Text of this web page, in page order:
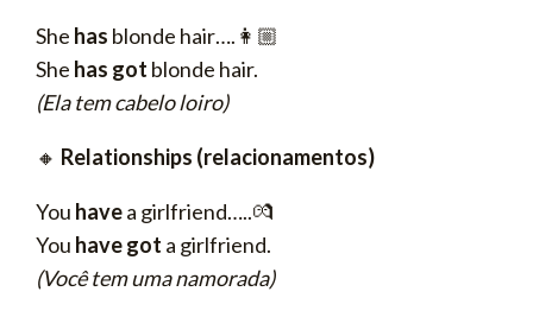
She has blonde hair….👩🏼
She has got blonde hair.
(Ela tem cabelo loiro)
🔸 Relationships (relacionamentos)
You havea girlfriend…..💏
You have got a girlfriend.
(Você tem uma namorada)